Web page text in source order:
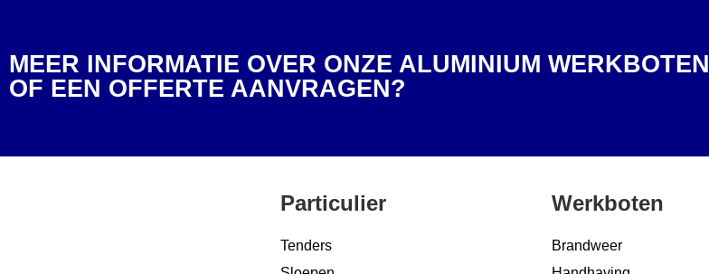
MEER INFORMATIE OVER ONZE ALUMINIUM WERKBOTEN
OF EEN OFFERTE AANVRAGEN?
Particulier
Tenders
Werkboten
Brandweer